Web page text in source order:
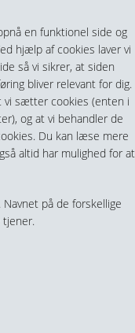
en funktionel side og
hjælp af cookies laver vi
så vi sikrer, at siden
bliver relevant for dig.
vi sætter cookies (enten i
og at vi behandler de
Du kan læse mere
altid har mulighed for at
på de forskellige
tjener.
0 vare(r) i kurven
0,00 DKK
LIM-